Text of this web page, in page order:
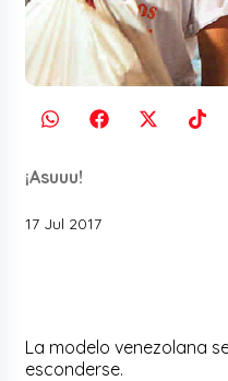
¡Asuuu!
17 Jul 2017
La modelo venezolana
esconderse.